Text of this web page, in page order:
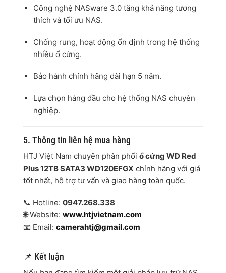
Công nghệ NASware 3.0 tăng khả năng tương
thích và tối ưu NAS.
Chống rung, hoạt động ổn định trong hệ thống
nhiều ổ cứng.
Bảo hành chính hãng dài hạn 5 năm.
Lựa chọn hàng đầu cho hệ thống NAS chuyên
nghiệp.
5. Thông tin liên hệ mua hàng
HTJ Việt Nam chuyên phân phối ổ cứng WD Red
Plus 12TB SATA3 WD120EFGX chính hãng với giá
tốt nhất, hỗ trợ tư vấn và giao hàng toàn quốc.
📞 Hotline: 0947.268.338
🌐 Website: www.htjvietnam.com
📧 Email: camerahtj@gmail.com
📌 Kết luận